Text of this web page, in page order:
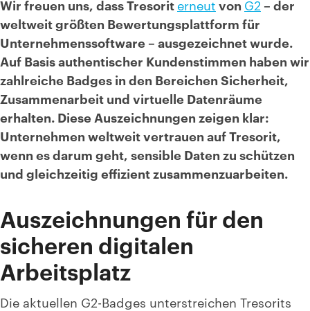
Wir freuen uns, dass Tresorit erneut von G2 – der
weltweit größten Bewertungsplattform für
Unternehmenssoftware – ausgezeichnet wurde.
Auf Basis authentischer Kundenstimmen haben wir
zahlreiche Badges in den Bereichen Sicherheit,
Zusammenarbeit und virtuelle Datenräume
erhalten. Diese Auszeichnungen zeigen klar:
Unternehmen weltweit vertrauen auf Tresorit,
wenn es darum geht, sensible Daten zu schützen
und gleichzeitig effizient zusammenzuarbeiten.
Auszeichnungen für den
sicheren digitalen
Arbeitsplatz
Die aktuellen G2-Badges unterstreichen Tresorits